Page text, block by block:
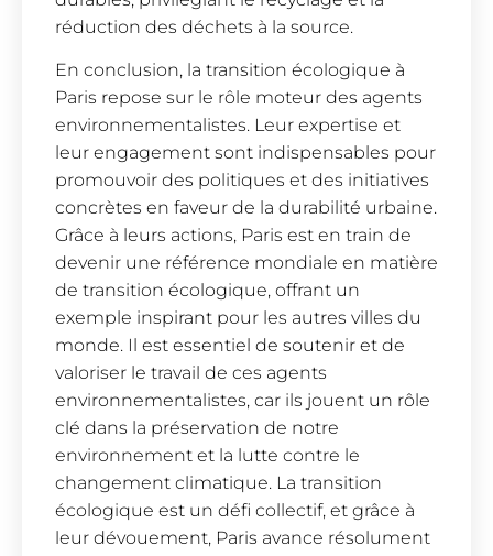
réduction des déchets à la source.
En conclusion, la transition écologique à
Paris repose sur le rôle moteur des agents
environnementalistes. Leur expertise et
leur engagement sont indispensables pour
promouvoir des politiques et des initiatives
concrètes en faveur de la durabilité urbaine.
Grâce à leurs actions, Paris est en train de
devenir une référence mondiale en matière
de transition écologique, offrant un
exemple inspirant pour les autres villes du
monde. Il est essentiel de soutenir et de
valoriser le travail de ces agents
environnementalistes, car ils jouent un rôle
clé dans la préservation de notre
environnement et la lutte contre le
changement climatique. La transition
écologique est un défi collectif, et grâce à
leur dévouement, Paris avance résolument